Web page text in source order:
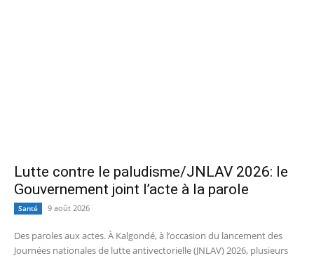
Lutte contre le paludisme/JNLAV 2026: le
Gouvernement joint l’acte à la parole
Santé 9 août 2026
Des paroles aux actes. À Kalgondé, à l’occasion du lancement des
Journées nationales de lutte antivectorielle (JNLAV) 2026, plusieurs